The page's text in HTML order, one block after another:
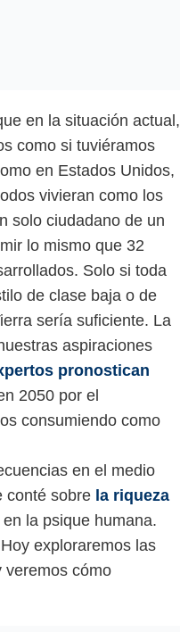
en la situación actual,
como si tuviéramos
en Estados Unidos,
vivieran como los
solo ciudadano de un
lo mismo que 32
Solo si toda
de clase baja o de
sería suficiente. La
aspiraciones
pronostican
2050 por el
consumiendo como
en el medio
conté sobre la riqueza
la psique humana.
exploraremos las
veremos cómo